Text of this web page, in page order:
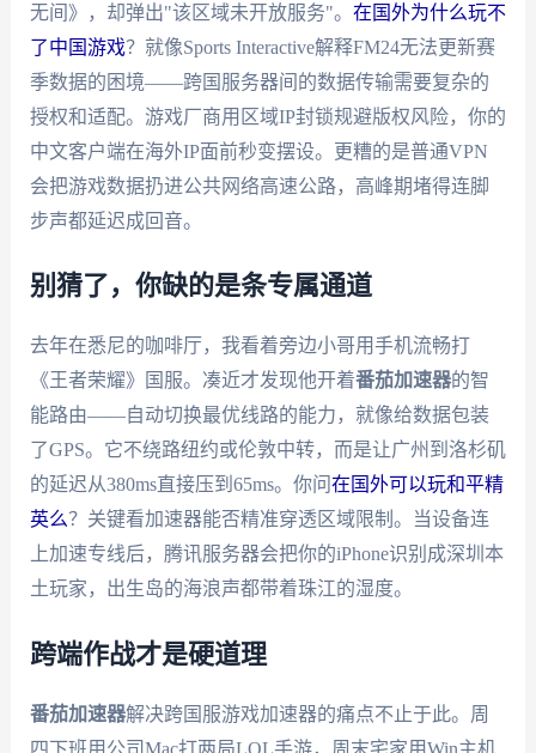
无间》，却弹出"该区域未开放服务"。 在国外为什么玩不
了中国游戏？就像Sports Interactive解释FM24无法更新赛
季数据的困境——跨国服务器间的数据传输需要复杂的
授权和适配。游戏厂商用区域IP封锁规避版权风险，你的
中文客户端在海外IP面前秒变摆设。更糟的是普通VPN
会把游戏数据扔进公共网络高速公路，高峰期堵得连脚
步声都延迟成回音。
别猜了，你缺的是条专属通道
去年在悉尼的咖啡厅，我看着旁边小哥用手机流畅打
《王者荣耀》国服。凑近才发现他开着番茄加速器的智
能路由——自动切换最优线路的能力，就像给数据包装
了GPS。它不绕路纽约或伦敦中转，而是让广州到洛杉矶
的延迟从380ms直接压到65ms。你问 在国外可以玩和平精
英么？关键看加速器能否精准穿透区域限制。当设备连
上加速专线后，腾讯服务器会把你的iPhone识别成深圳本
土玩家，出生岛的海浪声都带着珠江的湿度。
跨端作战才是硬道理
番茄加速器解决跨国服游戏加速器的痛点不止于此。周
四下班用公司Mac打两局LOL手游，周末宅家用Win主机